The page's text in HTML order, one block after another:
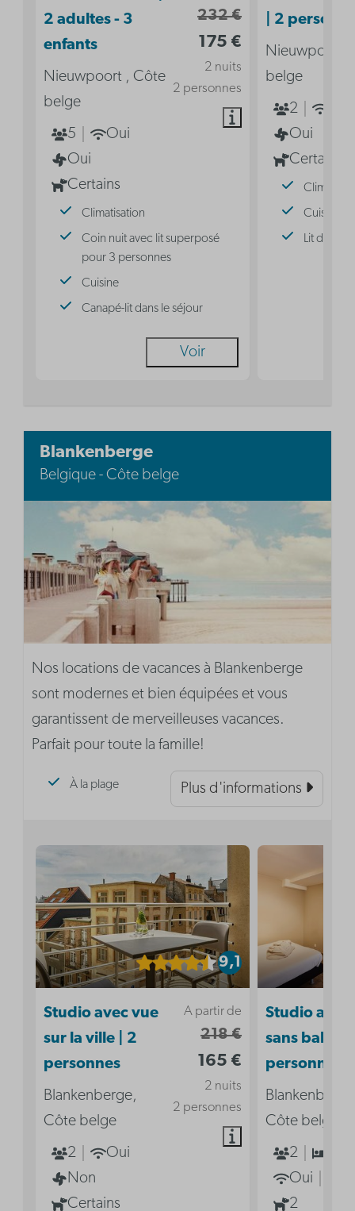
232 €
175 €
2 nuits
2 personnes
2 adultes - 3
enfants
Nieuwpoort , Côte
belge
5
Oui
Oui
Certains
Climatisation
Coin nuit avec lit superposé
pour 3 personnes
Cuisine
Canapé-lit dans le séjour
Voir
| 2
Nieuwpoort ,
belge
2
Oui
Certains
Cuisine
Lit double
Blankenberge
Belgique - Côte belge
Nos locations de vacances à Blankenberge
sont modernes et bien équipées et vous
garantissent de merveilleuses vacances.
Parfait pour toute la famille!
À la plage Plus d'informations
9,1
A partir de
218 €
165 €
2 nuits
2 personnes
Studio avec vue
sur la ville | 2
personnes
Blankenberge,
Côte belge
2
Oui
Non
Certains
Studio
sans balcon
personnes
Côte belge
2
Oui
2